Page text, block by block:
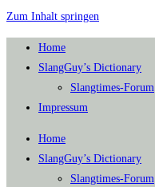
Zum Inhalt springen
Home
SlangGuy’s Dic­tion­a­ry
Slang­times-Forum
Impres­sum
Home
SlangGuy’s Dic­tion­a­ry
Slang­times-Forum